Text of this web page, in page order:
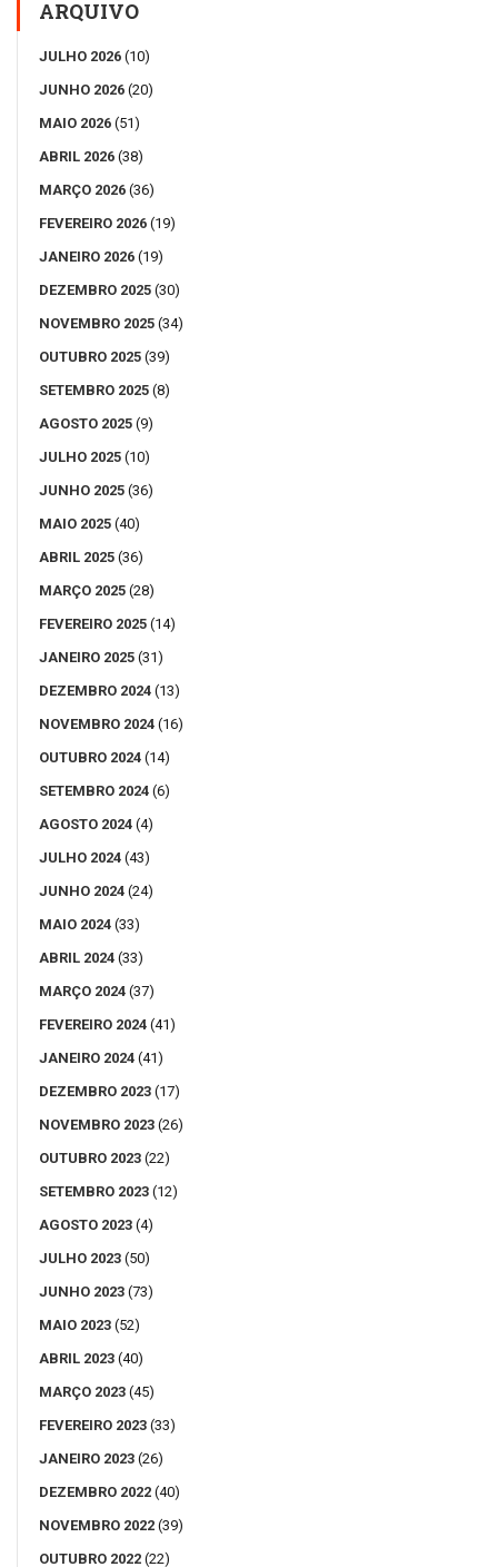
ARQUIVO
JULHO 2026 (10)
JUNHO 2026 (20)
MAIO 2026 (51)
ABRIL 2026 (38)
MARÇO 2026 (36)
FEVEREIRO 2026 (19)
JANEIRO 2026 (19)
DEZEMBRO 2025 (30)
NOVEMBRO 2025 (34)
OUTUBRO 2025 (39)
SETEMBRO 2025 (8)
AGOSTO 2025 (9)
JULHO 2025 (10)
JUNHO 2025 (36)
MAIO 2025 (40)
ABRIL 2025 (36)
MARÇO 2025 (28)
FEVEREIRO 2025 (14)
JANEIRO 2025 (31)
DEZEMBRO 2024 (13)
NOVEMBRO 2024 (16)
OUTUBRO 2024 (14)
SETEMBRO 2024 (6)
AGOSTO 2024 (4)
JULHO 2024 (43)
JUNHO 2024 (24)
MAIO 2024 (33)
ABRIL 2024 (33)
MARÇO 2024 (37)
FEVEREIRO 2024 (41)
JANEIRO 2024 (41)
DEZEMBRO 2023 (17)
NOVEMBRO 2023 (26)
OUTUBRO 2023 (22)
SETEMBRO 2023 (12)
AGOSTO 2023 (4)
JULHO 2023 (50)
JUNHO 2023 (73)
MAIO 2023 (52)
ABRIL 2023 (40)
MARÇO 2023 (45)
FEVEREIRO 2023 (33)
JANEIRO 2023 (26)
DEZEMBRO 2022 (40)
NOVEMBRO 2022 (39)
OUTUBRO 2022 (22)